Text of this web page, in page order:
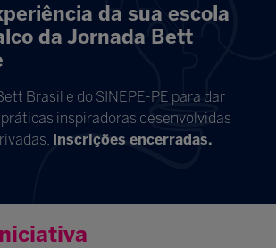
da sua escola
da Jornada Bett
Brasil e do SINEPE-PE para dar
inspiradoras desenvolvidas
Inscrições encerradas.